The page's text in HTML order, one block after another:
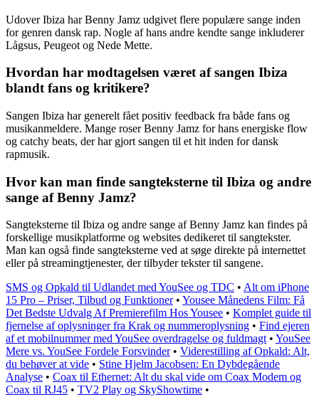
Udover Ibiza har Benny Jamz udgivet flere populære sange inden
for genren dansk rap. Nogle af hans andre kendte sange inkluderer
Lågsus, Peugeot og Nede Mette.
Hvordan har modtagelsen været af sangen Ibiza
blandt fans og kritikere?
Sangen Ibiza har generelt fået positiv feedback fra både fans og
musikanmeldere. Mange roser Benny Jamz for hans energiske flow
og catchy beats, der har gjort sangen til et hit inden for dansk
rapmusik.
Hvor kan man finde sangteksterne til Ibiza og andre
sange af Benny Jamz?
Sangteksterne til Ibiza og andre sange af Benny Jamz kan findes på
forskellige musikplatforme og websites dedikeret til sangtekster.
Man kan også finde sangteksterne ved at søge direkte på internettet
eller på streamingtjenester, der tilbyder tekster til sangene.
SMS og Opkald til Udlandet med YouSee og TDC • Alt om iPhone
15 Pro – Priser, Tilbud og Funktioner• Yousee Månedens Film: Få
Det Bedste Udvalg Af Premierefilm Hos Yousee • Komplet guide til
fjernelse af oplysninger fra Krak og nummeroplysning • Find ejeren
af et mobilnummer med YouSee overdragelse og fuldmagt• YouSee
Mere vs. YouSee Fordele Forsvinder• Viderestilling af Opkald: Alt,
du behøver at vide • Stine Hjelm Jacobsen: En Dybdegående
Analyse • Coax til Ethernet: Alt du skal vide om Coax Modem og
Coax til RJ45 • TV2 Play og SkyShowtime •